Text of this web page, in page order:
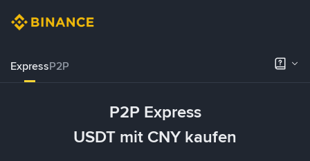
ExpressP2P
P2P Express
USDT mit CNY kaufen